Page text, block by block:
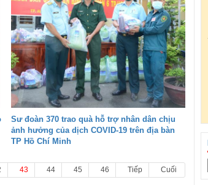
Sư đoàn 370 trao quà hỗ trợ nhân dân chịu
ảnh hưởng của dịch COVID-19 trên địa bàn
TP Hồ Chí Minh
43 44 45 46 Tiếp Cuối